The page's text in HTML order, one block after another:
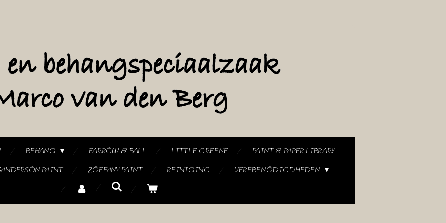
BEHANG FARROW & BALL LITTLE GREENE
PAINT & PAPER LIBRARY
PAINT ZOFFANY PAINT REINIGING VERFBENODIGDHEDEN